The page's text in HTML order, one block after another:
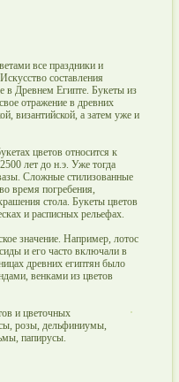
все праздники и
составления
в Древнем Египте. Букеты из
отражение в древних
византийской, а затем уже и
цветов относится к
лет до н.э. Уже тогда
Сложные стилизованные
время погребения,
стола. Букеты цветов
и расписных рельефах.
значение. Например, лотос
и его часто включали в
древних египтян было
венками из цветов
и цветочных
розы, дельфиниумы,
папирусы.